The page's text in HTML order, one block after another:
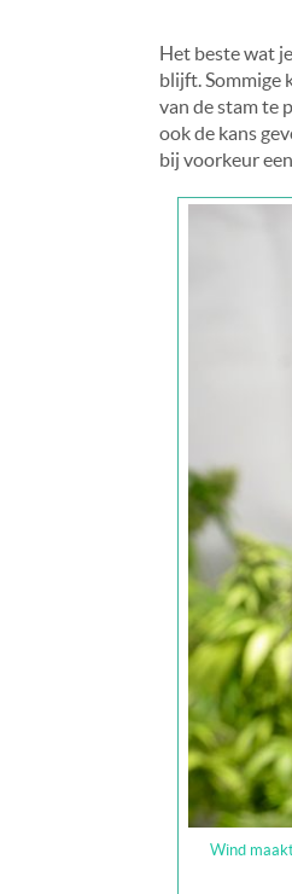
Het beste wat
blijft. Sommige
van de stam te
ook de kans
bij voorkeur
Wind